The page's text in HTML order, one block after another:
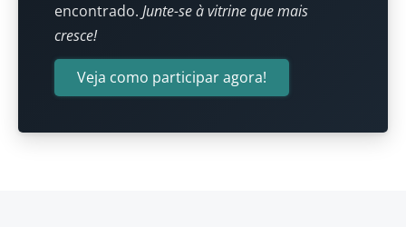
encontrado. Junte-se à vitrine que mais
cresce!
Veja como participar agora!